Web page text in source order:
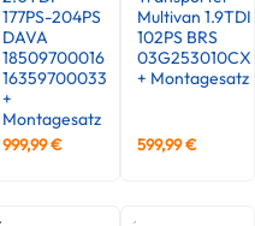
177PS-204PS
DAVA
18509700016
16359700033
+
Montagesatz
999,99€
Multivan 1.9TDI
102PS BRS
03G253010CX
+ Montagesatz
599,99€